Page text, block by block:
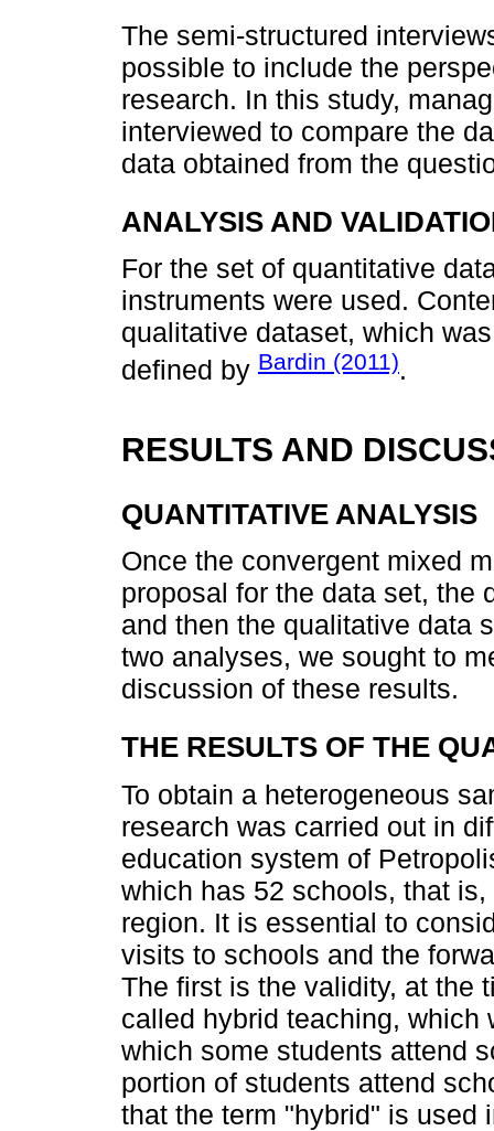
The semi-structured
possible to include the
research. In this study,
interviewed to compare the
data obtained from the
ANALYSIS AND
For the set of quantitative
instruments were used.
qualitative dataset, which
defined by Bardin (2011).
RESULTS AND
QUANTITATIVE ANALYSIS
Once the convergent mixed
proposal for the data set, the
and then the qualitative data
two analyses, we sought to
discussion of these results.
THE RESULTS OF THE
To obtain a heterogeneous
research was carried out in
education system of
which has 52 schools, that
region. It is essential to
visits to schools and the
The first is the validity, at the
called hybrid teaching, which
which some students attend
portion of students attend
that the term "hybrid" is used